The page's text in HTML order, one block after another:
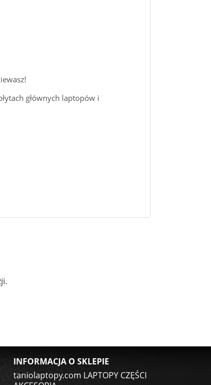
głównych laptopów i
INFORMACJA O SKLEPIE
taniolaptopy.com LAPTOPY CZĘŚCI